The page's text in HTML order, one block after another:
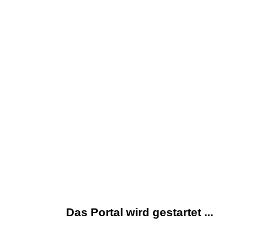
Das Portal wird gestartet ...